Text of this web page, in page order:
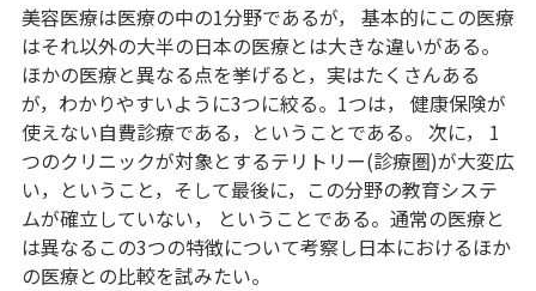
美容医療は医療の中の1分野であるが， 基本的にこの医療
はそれ以外の大半の日本の医療とは大きな違いがある。
ほかの医療と異なる点を挙げると，実はたくさんある
が，わかりやすいように3つに絞る。1つは， 健康保険が
使えない自費診療である，ということである。 次に， 1
つのクリニックが対象とするテリトリー(診療圏)が大変広
い，ということ，そして最後に，この分野の教育システ
ムが確立していない， ということである。通常の医療と
は異なるこの3つの特徴について考察し日本におけるほか
の医療との比較を試みたい。